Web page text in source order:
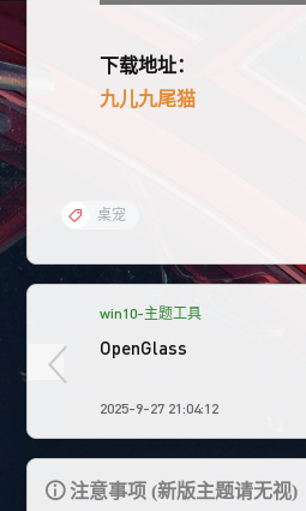
下载地址：
九儿九尾猫
桌宠
win10-主题工具
OpenGlass
2025-9-27 21:04:12
注意事项 (新版主题请无视)